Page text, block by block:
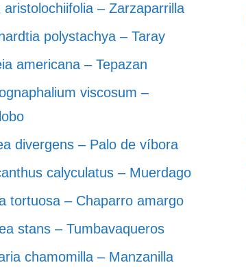
aristolochiifolia – Zarzaparrilla
polystachya – Taray
americana – Tepazan
viscosum –
divergens – Palo de víbora
calyculatus – Muerdago
tortuosa – Chaparro amargo
stans – Tumbavaqueros
chamomilla – Manzanilla